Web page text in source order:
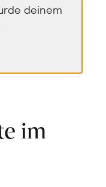
deinem
im